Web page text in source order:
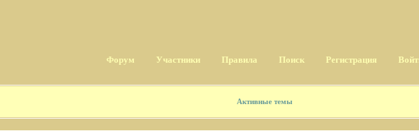
Форум Участники Правила Поиск Регистрация
Активные темы